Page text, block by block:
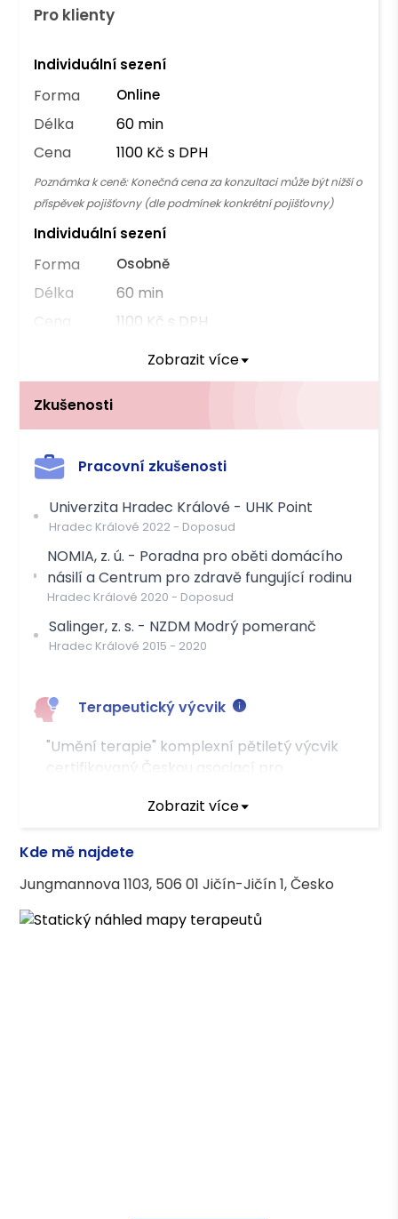
Pro klienty
Individuální sezení
Forma Online
Délka
60 min
Cena
1100 Kč s DPH
Poznámka k ceně:Konečná cena za konzultaci může být nižší o
příspěvek pojišťovny (dle podmínek konkrétní pojišťovny)
Individuální sezení
Forma Osobně
Délka
60 min
1100 Kč s DPH
Konečná cena za konzultaci může být nižší o
Můžete čerpat příspěvek těchto pojišťoven
VZP ZPMV ČR ČPZP
Hotově Převodem
Zobrazit více
Zkušenosti
Pracovní zkušenosti
Univerzita Hradec Králové - UHK Point
Hradec Králové 2022- Doposud
NOMIA, z. ú. - Poradna pro oběti domácího
násilí a Centrum pro zdravě fungující rodinu
Hradec Králové 2020 - Doposud
Salinger, z. s. - NZDM Modrý pomeranč
Hradec Králové 2015 - 2020
Terapeutický výcvik
"Umění terapie" komplexní pětiletý výcvik
certifikovaný Českou asociací pro
systemických terapeutů SOFT (GI system
Terapeutické kurzy
Základy krizové intervence
Zobrazit více
Kde mě najdete
Jungmannova 1103, 506 01 Jičín-Jičín 1, Česko